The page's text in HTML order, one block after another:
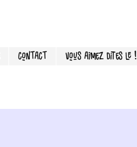
Contact Vous aimez dites le !